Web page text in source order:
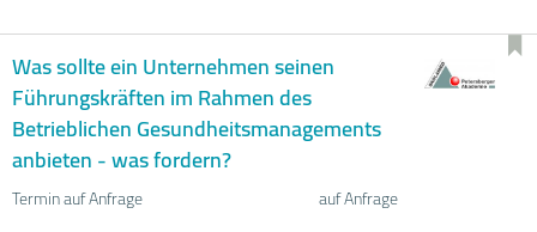
Was sollte ein Unternehmen seinen
Führungskräften im Rahmen des
Betrieblichen Gesundheitsmanagements
anbieten - was fordern?
Termin auf Anfrage auf Anfrage